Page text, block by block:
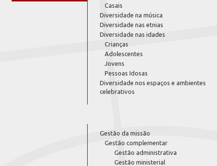
Casais
Diversidade na música
Diversidade nas etnias
Diversidade nas idades
Crianças
Adolescentes
Jovens
Pessoas Idosas
Diversidade nos espaços e ambientes
celebrativos
Gestão da missão
Gestão complementar
Gestão administrativa
Gestão ministerial